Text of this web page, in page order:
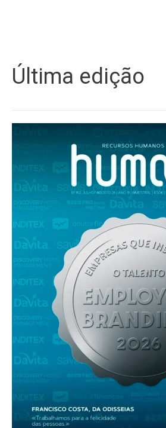
Última edição